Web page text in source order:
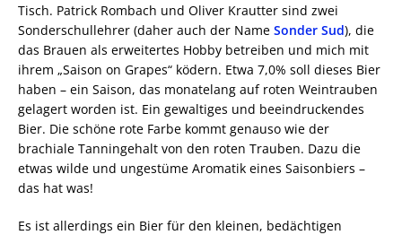
Tisch. Patrick Rombach und Oliver Krautter sind zwei
Sonderschullehrer (daher auch der Name Sonder Sud), die
das Brauen als erweitertes Hobby betreiben und mich mit
ihrem „Saison on Grapes“ ködern. Etwa 7,0% soll dieses Bier
haben – ein Saison, das monatelang auf roten Weintrauben
gelagert worden ist. Ein gewaltiges und beeindruckendes
Bier. Die schöne rote Farbe kommt genauso wie der
brachiale Tanningehalt von den roten Trauben. Dazu die
etwas wilde und ungestüme Aromatik eines Saisonbiers –
das hat was!
Es ist allerdings ein Bier für den kleinen, bedächtigen